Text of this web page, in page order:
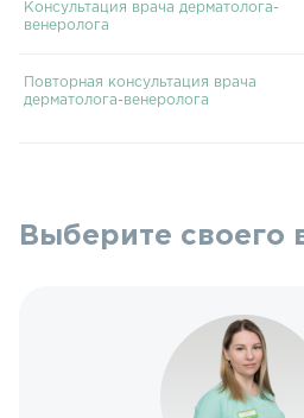
Консультация врача дерматолога-
венеролога
Повторная консультация врача
дерматолога-венеролога
Выберите своего